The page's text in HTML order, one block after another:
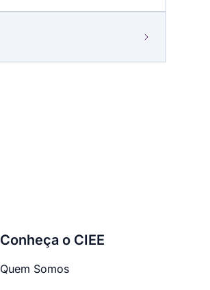
Conheça o CIEE
Quem Somos